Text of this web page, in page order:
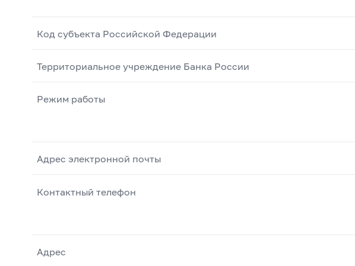
Код субъекта Российской Федерации
Территориальное учреждение Банка России
Режим работы
Адрес электронной почты
Контактный телефон
Адрес